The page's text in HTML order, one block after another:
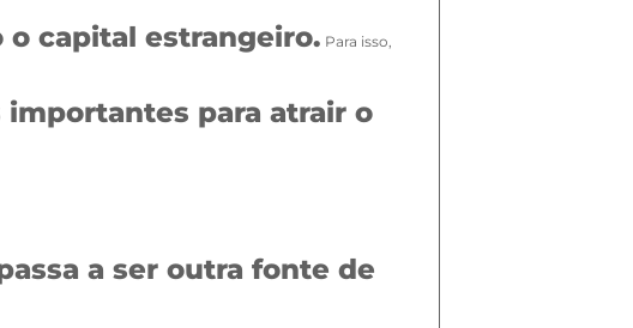
o capital estrangeiro. Para isso,
para atrair o
a ser outra fonte de